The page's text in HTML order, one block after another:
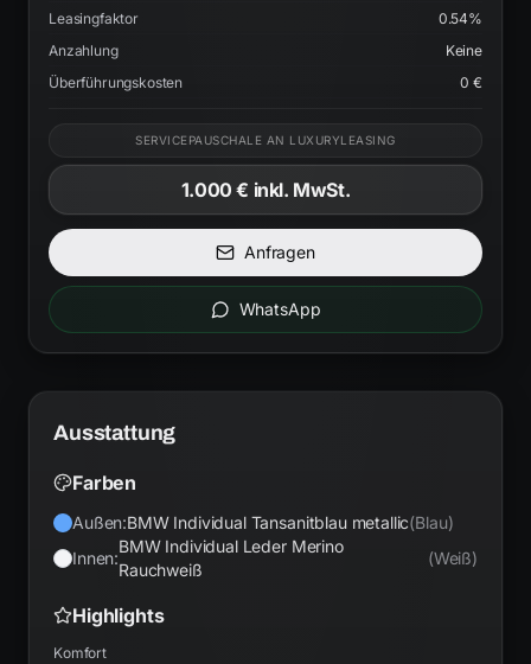
Leasingfaktor
0.54%
Anzahlung
Keine
Überführungskosten
0 €
SERVICEPAUSCHALE AN LUXURYLEASING
1.000 € inkl. MwSt.
Anfragen
WhatsApp
Ausstattung
Farben
Außen:BMW Individual Tansanitblau metallic(Blau)
Innen:
BMW Individual Leder Merino
Rauchweiß
(Weiß)
Highlights
Komfort